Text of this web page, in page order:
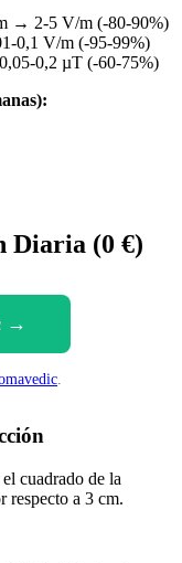
→ 2-5 V/m (-80-90%)
0,1 V/m (-95-99%)
0,2 µT (-60-75%)
Diaria (0 €)
→
.
cuadrado de la
respecto a 3 cm.